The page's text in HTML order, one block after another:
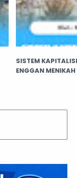
SISTEM
ENGGAN MENIKAH